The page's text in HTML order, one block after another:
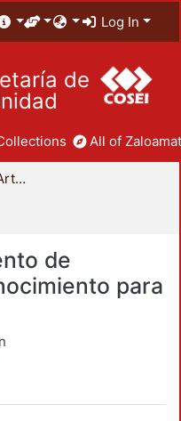
Log In
de
All of
División de Ciencias y Artes para el Diseño
de
para